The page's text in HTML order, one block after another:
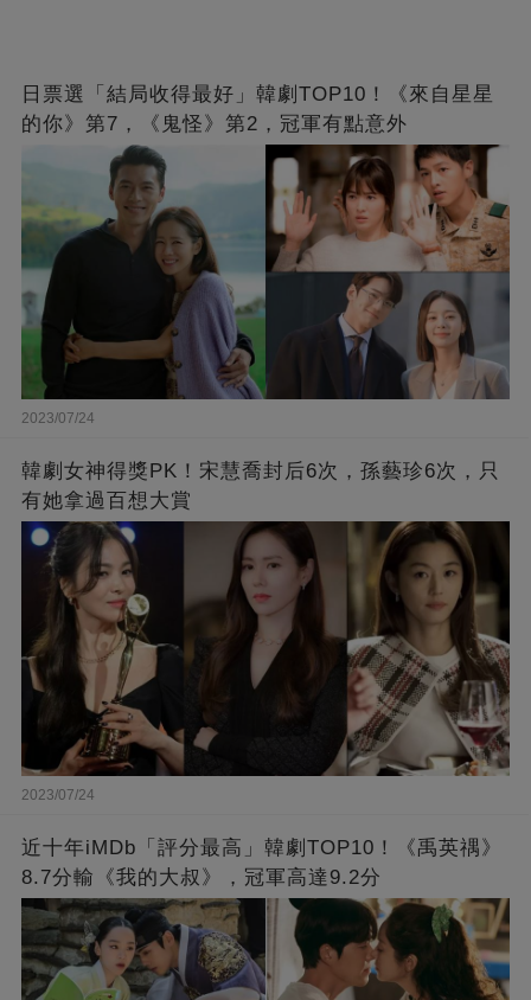
日票選「結局收得最好」韓劇TOP10！《來自星星
的你》第7，《鬼怪》第2，冠軍有點意外
2023/07/24
韓劇女神得獎PK！宋慧喬封后6次，孫藝珍6次，只
有她拿過百想大賞
2023/07/24
近十年iMDb「評分最高」韓劇TOP10！《禹英禑》
8.7分輸《我的大叔》，冠軍高達9.2分